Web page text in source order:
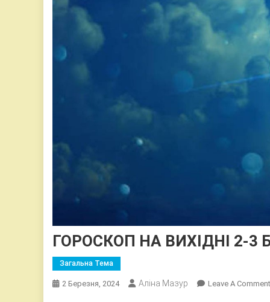
ГОРОСКОП НА ВИХІДНІ 2-3
Загальна Тема
2 Березня, 2024 Аліна Мазур Leave A Comment